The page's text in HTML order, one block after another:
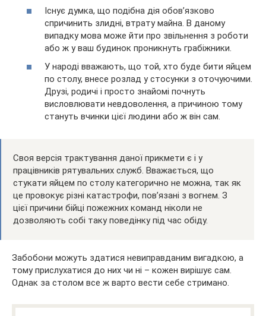
Існує думка, що подібна дія обов’язково
спричинить злидні, втрату майна. В даному
випадку мова може йти про звільнення з роботи
або ж у ваш будинок проникнуть грабіжники.
У народі вважають, що той, хто буде бити яйцем
по столу, внесе розлад у стосунки з оточуючими.
Друзі, родичі і просто знайомі почнуть
висловлювати невдоволення, а причиною тому
стануть вчинки цієї людини або ж він сам.
Своя версія трактування даної прикмети є і у
працівників рятувальних служб. Вважається, що
стукати яйцем по столу категорично не можна, так як
це провокує різні катастрофи, пов’язані з вогнем. З
цієї причини бійці пожежних команд ніколи не
дозволяють собі таку поведінку під час обіду.
Забобони можуть здатися невиправданим вигадкою, а
тому прислухатися до них чи ні – кожен вирішує сам.
Однак за столом все ж варто вести себе стримано.